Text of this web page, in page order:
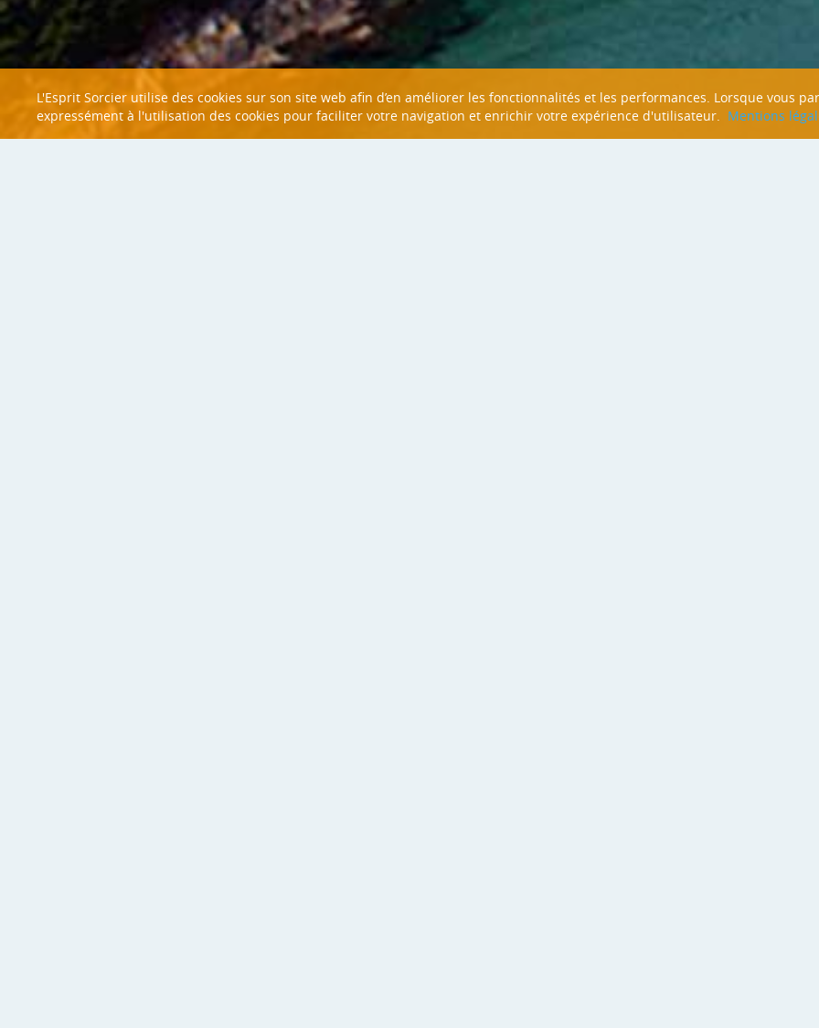
L'Esprit Sorcier utilise des cookies sur son site web afin d’en améliorer les fonctionnalités et les performances. Lorsque vous
expressément à l'utilisation des cookies pour faciliter votre navigation et enrichir votre expérience d'utilisateur. Mentions